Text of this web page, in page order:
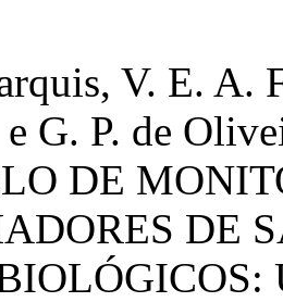
V. E. A.
e G. P. de
DE
DE